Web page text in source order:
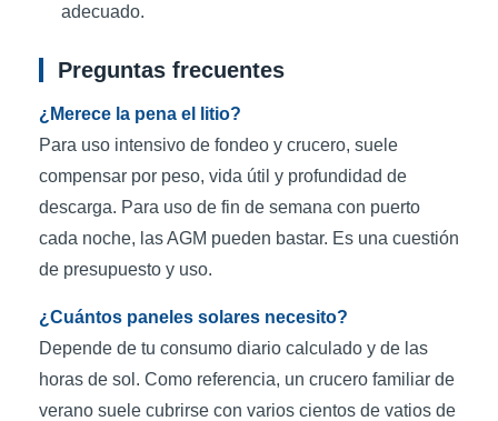
adecuado.
Preguntas frecuentes
¿Merece la pena el litio?
Para uso intensivo de fondeo y crucero, suele
compensar por peso, vida útil y profundidad de
descarga. Para uso de fin de semana con puerto
cada noche, las AGM pueden bastar. Es una cuestión
de presupuesto y uso.
¿Cuántos paneles solares necesito?
Depende de tu consumo diario calculado y de las
horas de sol. Como referencia, un crucero familiar de
verano suele cubrirse con varios cientos de vatios de